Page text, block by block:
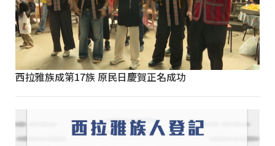
西拉雅族成第17族 原民日慶賀正名成功